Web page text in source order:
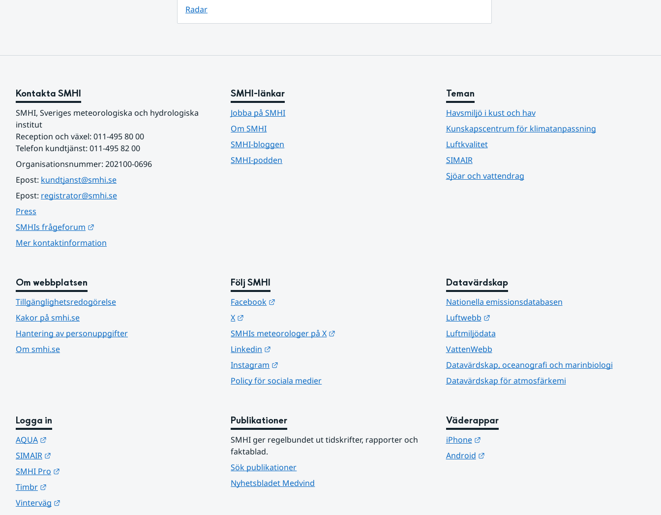
Radar
Kontakta SMHI
SMHI, Sveriges meteorologiska och hydrologiska
institut
Reception och växel: 011-495 80 00
Telefon kundtjänst: 011-495 82 00
Organisationsnummer: 202100-0696
Epost: kundtjanst@smhi.se
Epost: registrator@smhi.se
Press
SMHIs frågeforum
Mer kontaktinformation
SMHI-länkar
Jobba på SMHI
Om SMHI
SMHI-bloggen
SMHI-podden
Teman
Havsmiljö i kust och hav
Kunskapscentrum för klimatanpassning
Luftkvalitet
SIMAIR
Sjöar och vattendrag
Om webbplatsen
Tillgänglighetsredogörelse
Kakor på smhi.se
Hantering av personuppgifter
Om smhi.se
Följ SMHI
Facebook
X
SMHIs meteorologer på X
Linkedin
Instagram
Policy för sociala medier
Datavärdskap
Nationella emissionsdatabasen
Luftwebb
Länk till annan webbplats.
Luftmiljödata
VattenWebb
Datavärdskap, oceanografi och marinbiologi
Datavärdskap för atmosfärkemi
Logga in
AQUA
SIMAIR
SMHI Pro
Timbr
Vinterväg
Publikationer
SMHI ger regelbundet ut tidskrifter, rapporter och
faktablad.
Sök publikationer
Nyhetsbladet Medvind
Väderappar
iPhone
Länk till annan webbplats.
Android
Länk till annan webbplats.